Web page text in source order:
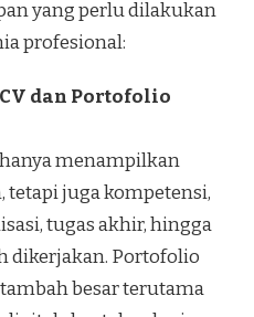
yang perlu dilakukan
profesional:
dan Portofolio
menampilkan
tetapi juga kompetensi,
tugas akhir, hingga
dikerjakan. Portofolio
besar terutama